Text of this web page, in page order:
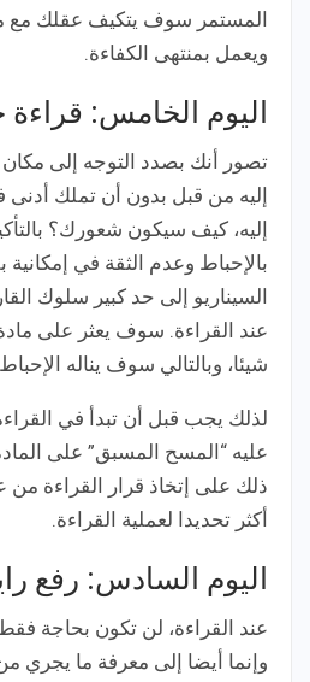
المستمر سوف يتكيف عقلك مع
ويعمل بمنتهى الكفاءة.
اليوم الخامس:
تصور أنك بصدد التوجه إلى
إليه من قبل بدون أن تملك
إليه، كيف سيكون شعورك؟
بالإحباط وعدم الثقة في
السيناريو إلى حد كبير سلوك
عند القراءة. سوف يعثر على
شيئا، وبالتالي سوف يناله
لذلك يجب قبل أن تبدأ في
عليه “المسح المسبق” على
ذلك على إتخاذ قرار القراءة
أكثر تحديدا لعملية القراءة.
اليوم السادس: رفع
عند القراءة، لن تكون بحاجة
وإنما أيضا إلى معرفة ما يجري